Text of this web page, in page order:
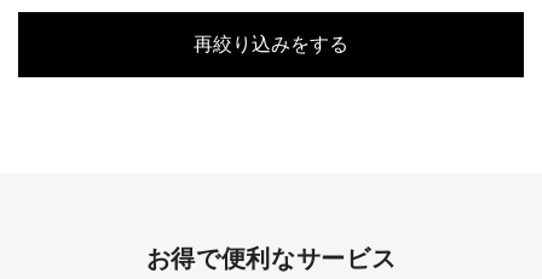
再絞り込みをする
お得で便利なサービス